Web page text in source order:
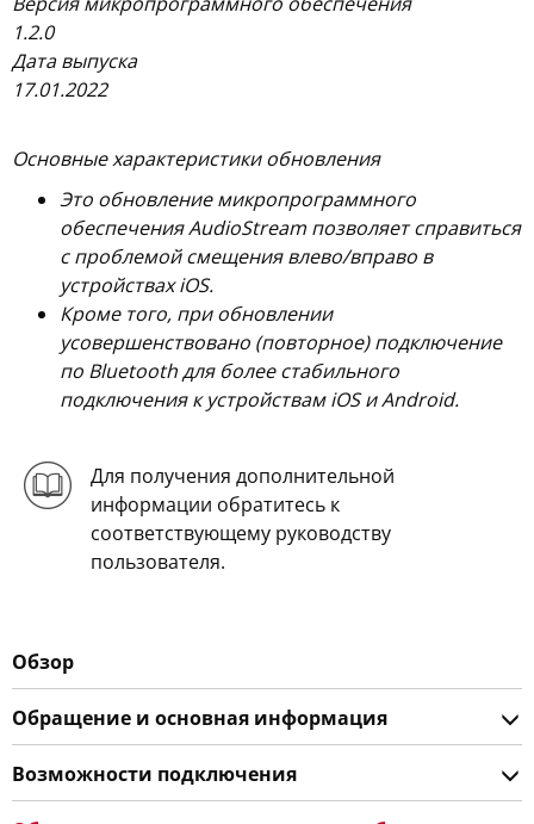
1.2.0
Дата выпуска
17.01.2022
Основные характеристики обновления
Это обновление микропрограммного
обеспечения AudioStream позволяет справиться
с проблемой смещения влево/вправо в
устройствах iOS.
Кроме того, при обновлении
усовершенствовано (повторное) подключение
по Bluetooth для более стабильного
подключения к устройствам iOS и Android.
Для получения дополнительной
информации обратитесь к
соответствующему руководству
пользователя.
Обзор
Обращение и основная информация
Возможности подключения